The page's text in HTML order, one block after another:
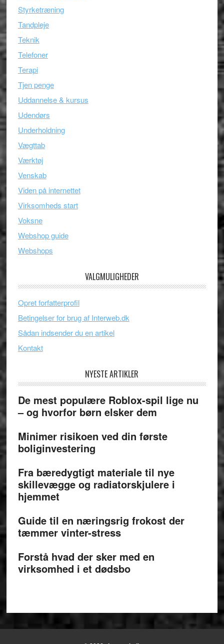
Styrketræning
Tandpleje
Teknik
Telefoner
Terapi
Tjen penge
Uddannelse & kursus
Udendørs
Underholdning
Vægttab
Værktøj
Venskab
Viden på internettet
Virksomheds start
Voksne
Webshop guide
Webshops
VALGMULIGHEDER
Opret forfatterprofil
Betingelser for brug af Interweb.dk
Sådan indsender du en artikel
Kontakt
NYESTE ARTIKLER
De mest populære Roblox-spil lige nu
– og hvorfor børn elsker dem
Minimer risikoen ved din første
boliginvestering
Fra bæredygtigt materiale til nye
skillevægge og radiatorskjulere i
hjemmet
Guide til en næringsrig frokost der
tæmmer vinter-stress
Forstå hvad der sker med en
virksomhed i et dødsbo